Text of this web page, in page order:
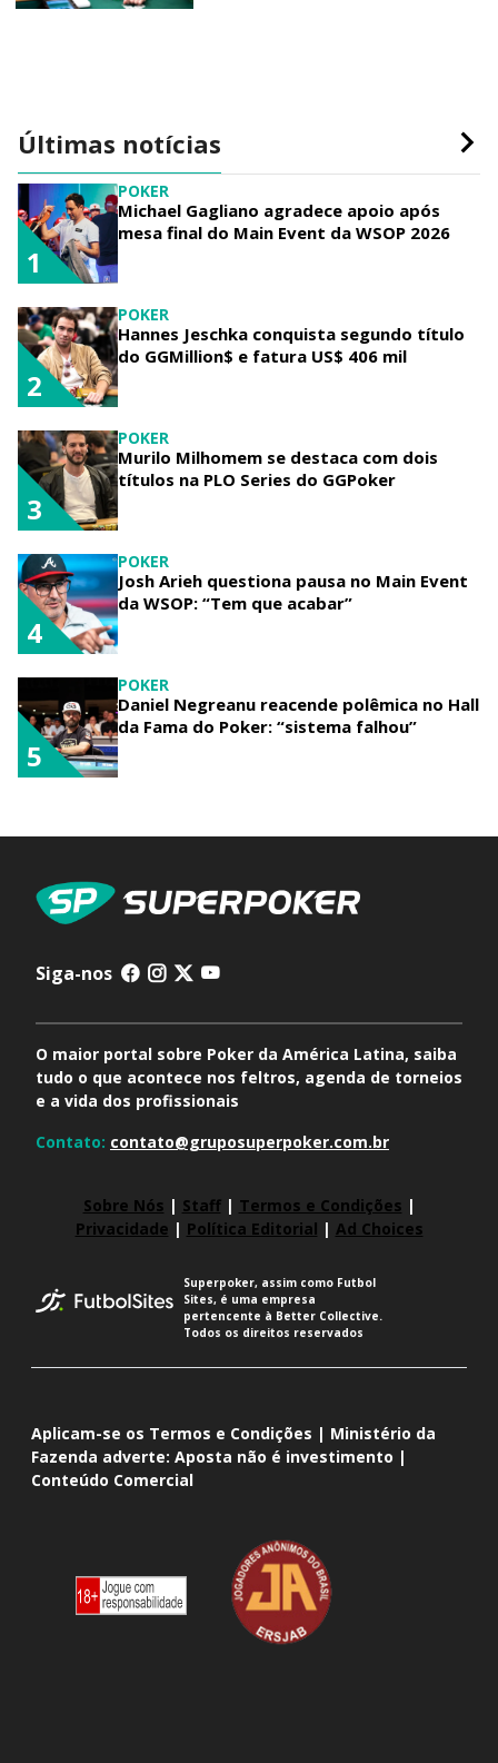
Últimas notícias
POKER
Michael Gagliano agradece apoio após
mesa final do Main Event da WSOP 2026
1
POKER
Hannes Jeschka conquista segundo título
do GGMillion$ e fatura US$ 406 mil
2
POKER
Murilo Milhomem se destaca com dois
títulos na PLO Series do GGPoker
3
POKER
Josh Arieh questiona pausa no Main Event
da WSOP: “Tem que acabar”
4
POKER
Daniel Negreanu reacende polêmica no Hall
da Fama do Poker: “sistema falhou”
5
Siga-nos
O maior portal sobre Poker da América Latina, saiba
tudo o que acontece nos feltros, agenda de torneios
e a vida dos profissionais
Contato: contato@gruposuperpoker.com.br
Sobre Nós | Staff| Termos e Condições |
Privacidade | Política Editorial | Ad Choices
Superpoker, assim como Futbol
Sites, é uma empresa
pertencente à Better Collective.
Todos os direitos reservados
Aplicam-se os Termos e Condições | Ministério da
Fazenda adverte: Aposta não é investimento |
Conteúdo Comercial